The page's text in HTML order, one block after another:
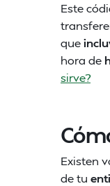
Este
que
hora de
sirve?
Existen
de tu